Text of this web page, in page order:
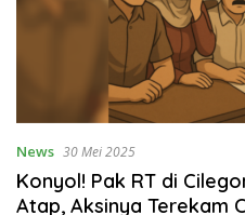
News 30 Mei 2025
Konyol! Pak RT di
Atap, Aksinya Terekam